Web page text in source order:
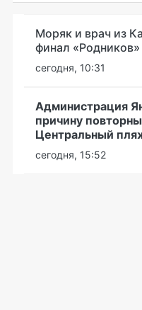
Моряк и врач из
финал
сегодня, 10:31
Администрация
причину
Центральный
сегодня, 15:52